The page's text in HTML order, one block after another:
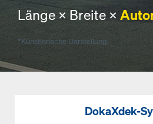
Länge × Breite ×
*Künstlerische Darstellung.
DokaXdek-